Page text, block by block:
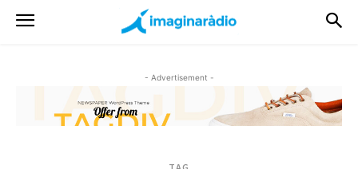
- Advertisement -